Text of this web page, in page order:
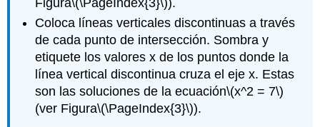
Coloca líneas verticales discontinuas a través
de cada punto de intersección. Sombra y
etiquete los valores x de los puntos donde la
línea vertical discontinua cruza el eje x. Estas
son las soluciones de la ecuación\(x^2 = 7\)
(ver Figura\(\PageIndex{3}\)).